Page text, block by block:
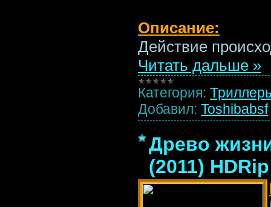
Описание:
Действие
Читать дальше »
Категория:
Добавил: Toshibabsf
Древо
(2011) HDRip